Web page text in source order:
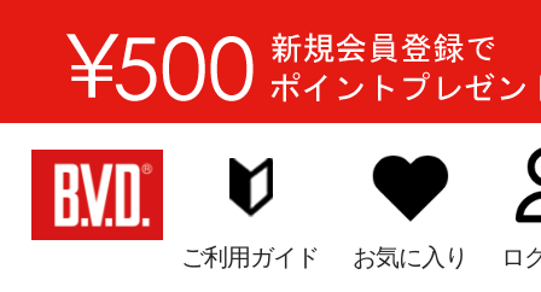
ご利用ガイド お気に入り ロ